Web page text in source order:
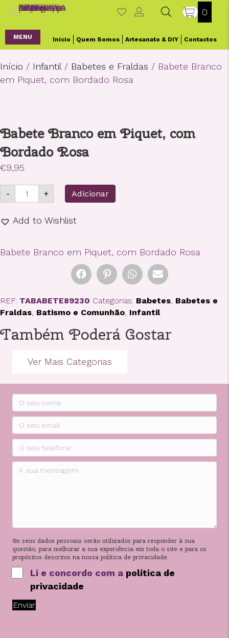
0
MENU Início Quem Somos Artesanato & DIY Contactos
Início / Infantil/ Babetes e Fraldas / Babete Branco
em Piquet, com Bordado Rosa
Babete Branco em Piquet, com
Bordado Rosa
€9,95
-
Quantidade
Branco
em
Bordado
+ Adicionar
Add to Wishlist
Babete Branco em Piquet, com Bordado Rosa
REF: TABABETE89230 Categorias: Babetes, Babetes e
Fraldas, Batismo e Comunhão, Infantil
Também Poderá Gostar
Ver Mais Categorias
Os seus dados pessoais serão utilizados para responder à sua
questão, para melhorar a sua experiência em toda o site e para os
propósitos descritos na nossa política de privacidade.
Li e concordo com a política de
privacidade
Enviar